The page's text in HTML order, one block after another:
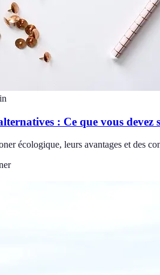
: Ce que vous devez
écologique, leurs avantages et des